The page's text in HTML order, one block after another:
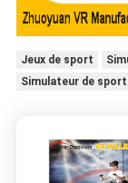
Jeux de sport
Simulateur de